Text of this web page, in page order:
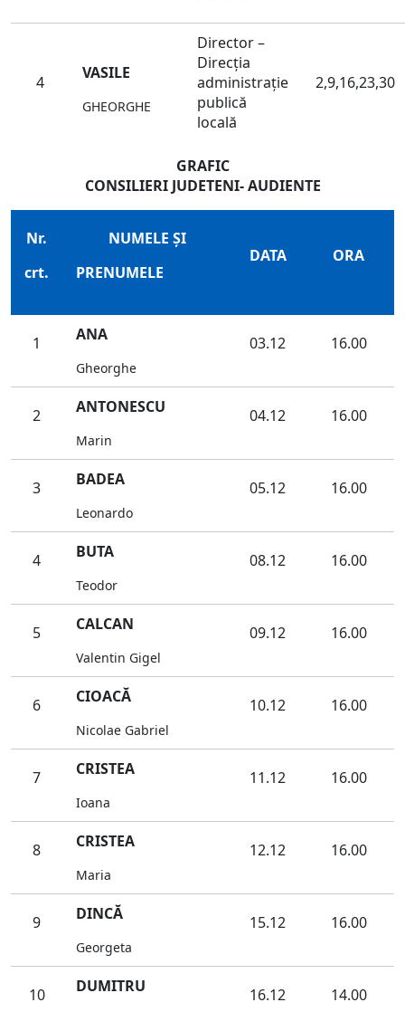
4 VASILE
GHEORGHE
Director –
Direcţia
administraţie
publică
locală
2,9,16,23,30
GRAFIC
CONSILIERI JUDETENI- AUDIENTE
Nr.
crt.
NUMELE ŞI
PRENUMELE
DATA ORA
1 ANA
Gheorghe
03.12 16.00
2 ANTONESCU
Marin
04.12 16.00
3 BADEA
Leonardo
05.12 16.00
4 BUTA
Teodor
08.12 16.00
5 CALCAN
Valentin Gigel
09.12 16.00
6 CIOACĂ
Nicolae Gabriel
10.12 16.00
7 CRISTEA
Ioana
11.12 16.00
8 CRISTEA
Maria
12.12 16.00
9 DINCĂ
Georgeta
15.12 16.00
10 DUMITRU 16.12 14.00